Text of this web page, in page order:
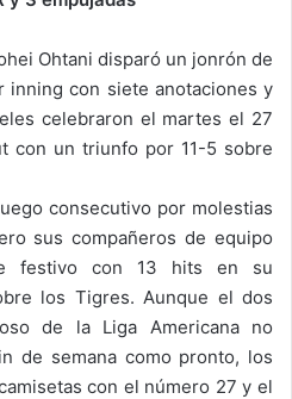
Ohtani disparó un jonrón de
con siete anotaciones y
celebraron el martes el 27
con un triunfo por 11-5 sobre
consecutivo por molestias
sus compañeros de equipo
festivo con 13 hits en su
los Tigres. Aunque el dos
de la Liga Americana no
de semana como pronto, los
con el número 27 y el